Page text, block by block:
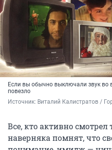
Если вы обычно выключали звук
повезло
Источник: Виталий Калистратов /
Все, кто активно смотрел
наверняка помнят, что